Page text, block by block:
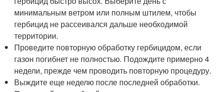
минимальным ветром или полным штилем, чтобы
гербицид не рассеивался дальше необходимой
территории.
Проведите повторную обработку гербицидом, если
газон погибнет не полностью. Подождите примерно 4
недели, прежде чем проводить повторную процедуру.
Выждите еще неделю после последней обработки.